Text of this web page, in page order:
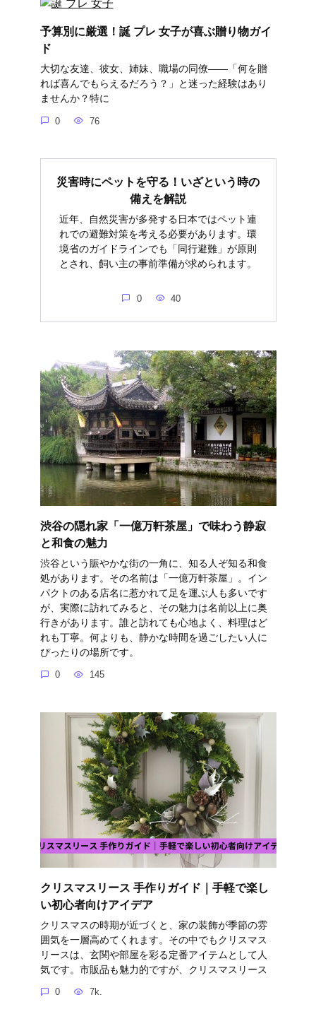
予算別に厳選！誕 プレ 女子が喜ぶ贈り物ガイ
ド
大切な友達、彼女、姉妹、職場の同僚――「何を贈
れば喜んでもらえるだろう？」と迷った経験はあり
ませんか？特に
0 76
災害時にペットを守る！いざという時の
備えを解説
近年、自然災害が多発する日本ではペット連
れでの避難対策を考える必要があります。環
境省のガイドラインでも「同行避難」が原則
とされ、飼い主の事前準備が求められます。
0 40
渋谷の隠れ家「一億万軒茶屋」で味わう静寂
と和食の魅力
渋谷という賑やかな街の一角に、知る人ぞ知る和食
処があります。その名前は「一億万軒茶屋」。イン
パクトのある店名に惹かれて足を運ぶ人も多いです
が、実際に訪れてみると、その魅力は名前以上に奥
行きがあります。誰と訪れても心地よく、料理はど
れも丁寧。何よりも、静かな時間を過ごしたい人に
ぴったりの場所です。
0 145
クリスマスリース 手作りガイド｜手軽で楽し
い初心者向けアイデア
クリスマスの時期が近づくと、家の装飾が季節の雰
囲気を一層高めてくれます。その中でもクリスマス
リースは、玄関や部屋を彩る定番アイテムとして人
気です。市販品も魅力的ですが、クリスマスリース
0 7k.